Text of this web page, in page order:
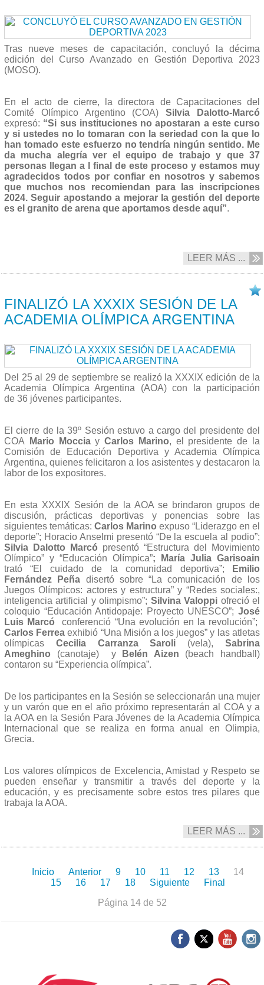
Tras nueve meses de capacitación, concluyó la décima
edición del Curso Avanzado en Gestión Deportiva 2023
(MOSO).
En el acto de cierre, la directora de Capacitaciones del
Comité Olímpico Argentino (COA)Silvia Dalotto-Marcó
expresó: “Si sus instituciones no apostaran a este curso
y si ustedes no lo tomaran con la seriedad con la que lo
han tomado este esfuerzo no tendría ningún sentido. Me
da mucha alegría ver el equipo de trabajo y que 37
personas llegan a l final de este proceso y estamos muy
agradecidos todos por confiar en nosotros y sabemos
que muchos nos recomiendan para las inscripciones
2024. Seguir apostando a mejorar la gestión del deporte
es el granito de arena que aportamos desde aquí”.
LEER MÁS ...
FINALIZÓ LA XXXIX SESIÓN DE LA
ACADEMIA OLÍMPICA ARGENTINA
Del 25 al 29 de septiembre se realizó la XXXIX edición de la
Academia Olímpica Argentina (AOA) con la participación
de 36 jóvenes participantes.
El cierre de la 39º Sesión estuvo a cargo del presidente del
COA
Mario MocciayCarlos Marino, el presidente de la
Comisión de Educación Deportiva y Academia Olímpica
Argentina, quienes felicitaron a los asistentes y destacaron la
labor de los expositores.
En esta XXXIX Sesión de la AOA se brindaron grupos de
discusión, prácticas deportivas y ponencias sobre las
siguientes temáticas: Carlos Marino expuso “Liderazgo en el
deporte”; Horacio Anselmi presentó “De la escuela al podio”;
Silvia Dalotto Marcó presentó “Estructura del Movimiento
Olímpico” y “Educación Olímpica”;
María Julia Garisoain
trató “El cuidado de la comunidad deportiva”;
Emilio
Fernández Peña disertó sobre “La comunicación de los
Juegos Olímpicos: actores y estructura” y “Redes sociales:,
inteligencia artificial y olimpismo”; Silvina Valoppi ofreció el
coloquio “Educación Antidopaje: Proyecto UNESCO”; José
Luis Marcó
conferenció “Una evolución en la revolución”;
Carlos Ferrea exhibió “Una Misión a los juegos” y las atletas
olímpicas Cecilia Carranza Saroli (vela),Sabrina
Ameghino (canotaje) yBelén Aizen (beach handball)
contaron su “Experiencia olímpica”.
De los participantes en la Sesión se seleccionarán una mujer
y un varón que en el año próximo representarán al COA y a
la AOA en la Sesión Para Jóvenes de la Academia Olímpica
Internacional que se realiza en forma anual en Olimpia,
Grecia.
Los valores olímpicos de Excelencia, Amistad y Respeto se
pueden enseñar y transmitir a través del deporte y la
educación, y es precisamente sobre estos tres pilares que
trabaja la AOA.
LEER MÁS ...
Inicio Anterior 9 10 11 12 13
14
15
16 17 18 Siguiente
Final
Página 14 de 52